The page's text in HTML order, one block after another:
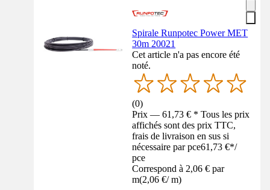
Spirale Runpotec Power MET
30m 20021
Cet article n'a pas encore été
noté.
(0)
Prix — 61,73 € * Tous les prix
affichés sont des prix TTC,
frais de livraison en sus si
nécessaire par pce61,73 €*/
pce
Correspond à 2,06 € par
m(2,06 €/ m)